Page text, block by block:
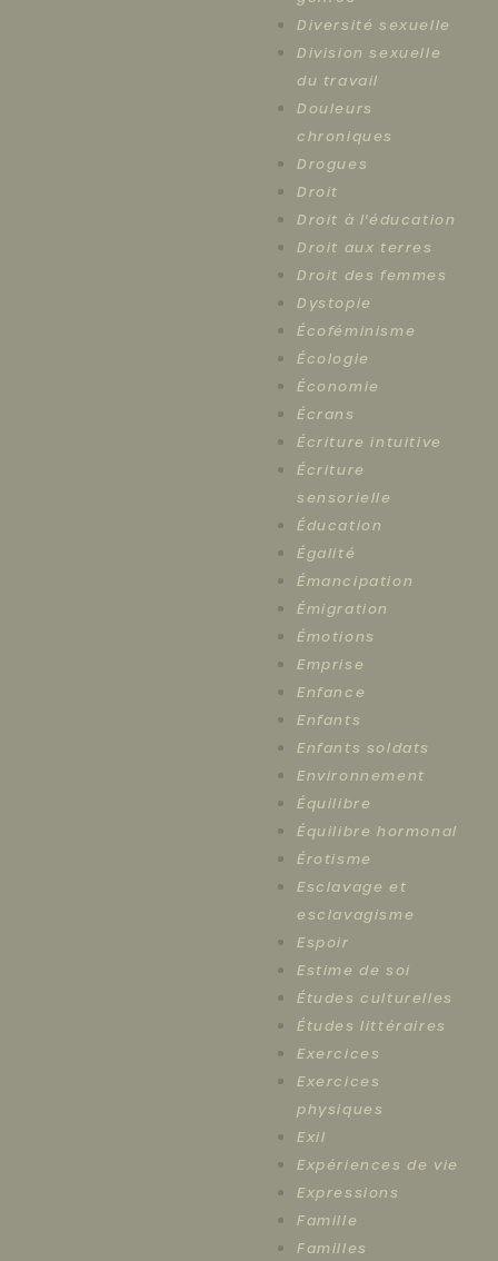
Diversité sexuelle
Division sexuelle
du travail
Douleurs
chroniques
Drogues
Droit
Droit à l'éducation
Droit aux terres
Droit des femmes
Dystopie
Écoféminisme
Écologie
Économie
Écrans
Écriture intuitive
Écriture
sensorielle
Éducation
Égalité
Émancipation
Émigration
Émotions
Emprise
Enfance
Enfants
Enfants soldats
Environnement
Équilibre
Équilibre hormonal
Érotisme
Esclavage et
esclavagisme
Espoir
Estime de soi
Études culturelles
Études littéraires
Exercices
Exercices
physiques
Exil
Expériences de vie
Expressions
Famille
Familles